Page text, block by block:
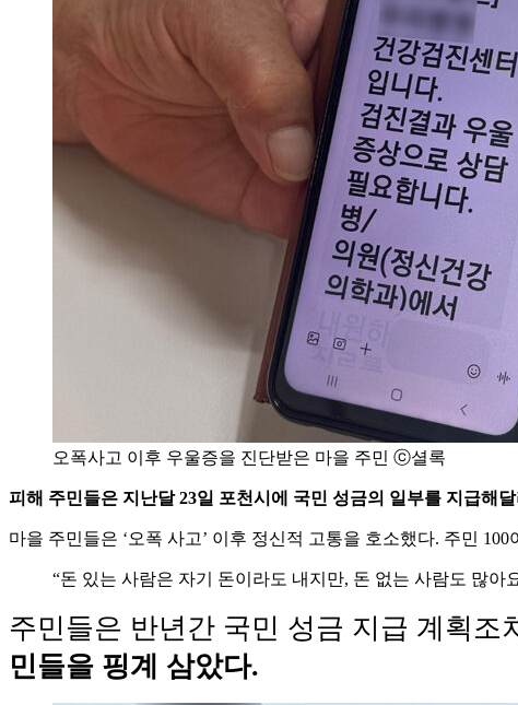
오폭사고 이후 우울증을 진단받은 마을 주민 ⓒ셜록
피해 주민들은 지난달 23일 포천시에 국민 성금의 일부를 지급해
마을 주민들은 ‘오폭 사고’ 이후 정신적 고통을 호소했다. 주민
“돈 있는 사람은 자기 돈이라도 내지만, 돈 없는 사람도 많아
주민들은 반년간 국민 성금 지급 계획
민들을 핑계 삼았다.